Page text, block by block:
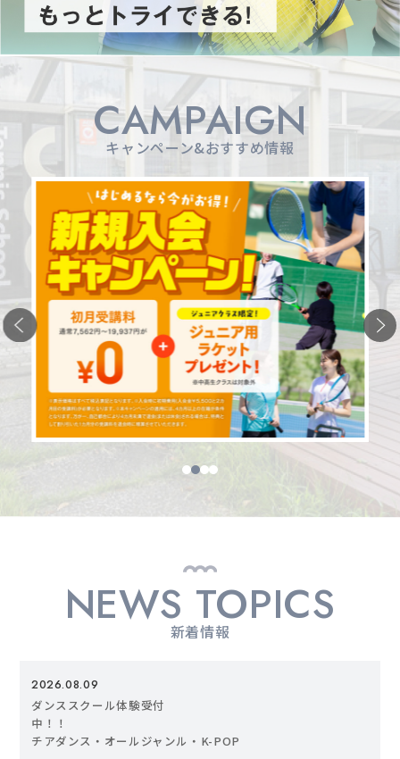
CAMPAIGN
キャンペーン&おすすめ情報
NEWS TOPICS
新着情報
2026.08.09
ダンススクール体験受付
中！
チアダンス・オールジャンル・K-POP